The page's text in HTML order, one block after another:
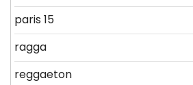
paris 15
ragga
reggaeton